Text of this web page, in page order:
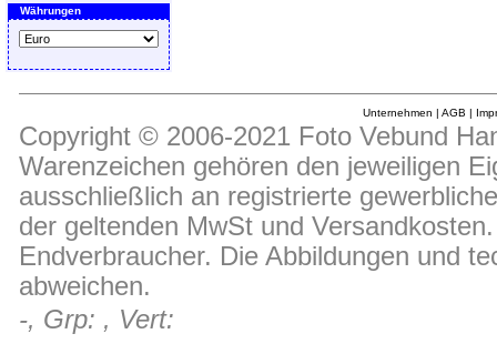
Währungen
Unternehmen | AGB |
Copyright © 2006-2021 Foto Vebund
Warenzeichen gehören den jeweiligen
ausschließlich an registrierte
der geltenden MwSt und
Endverbraucher. Die Abbildungen und
abweichen.
-, Grp: , Vert: